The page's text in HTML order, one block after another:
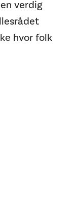
verdig
hvor folk